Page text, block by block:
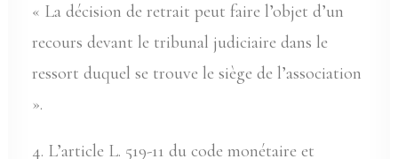
« La décision de retrait peut faire l’objet d’un
recours devant le tribunal judiciaire dans le
ressort duquel se trouve le siège de l’association
».
4. L’article L. 519-11 du code monétaire et